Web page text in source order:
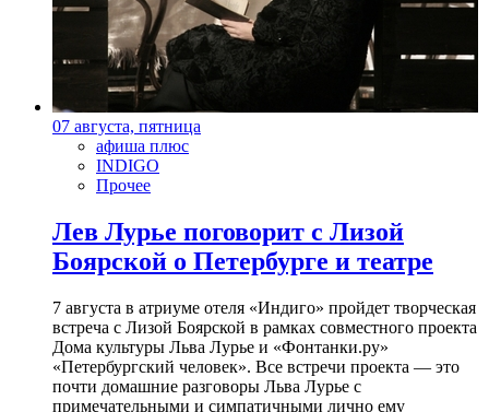
07 августа, пятница
афиша плюс
INDIGO
Прочее
Лев Лурье поговорит с Лизой
Боярской о Петербурге и театре
7 августа в атриуме отеля «Индиго» пройдет творческая
встреча с Лизой Боярской в рамках совместного проекта
Дома культуры Льва Лурье и «Фонтанки.ру»
«Петербургский человек». Все встречи проекта — это
почти домашние разговоры Льва Лурье с
примечательными и симпатичными лично ему